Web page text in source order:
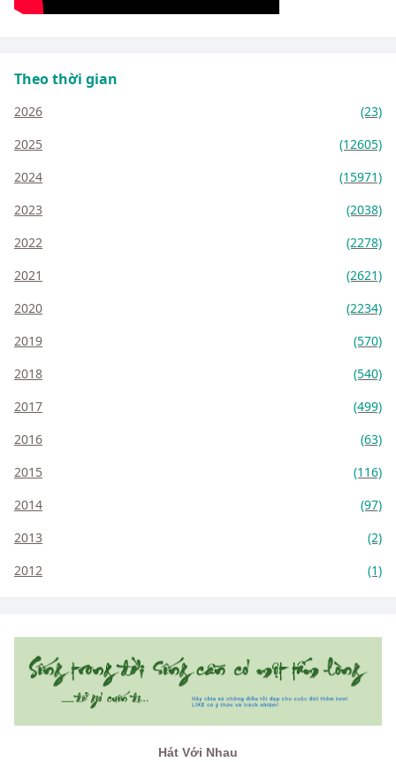
Theo thời gian
2026
(23)
2025
(12605)
2024
(15971)
2023
(2038)
2022
(2278)
2021
(2621)
2020
(2234)
2019
(570)
2018
(540)
2017
(499)
2016
(63)
2015
(116)
2014
(97)
2013
(2)
2012
(1)
Hát Với Nhau